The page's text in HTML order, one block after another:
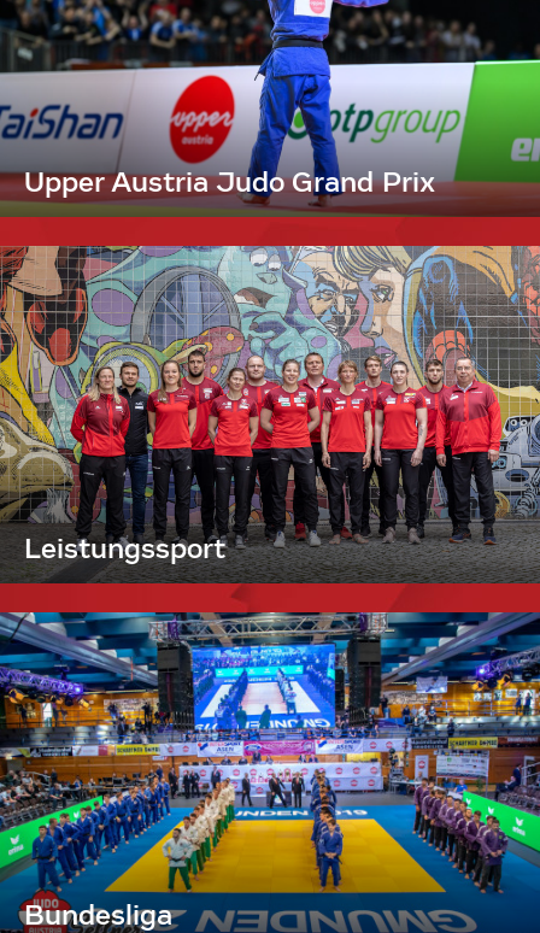
Upper Austria Judo Grand Prix
Leistungssport
Bundesliga